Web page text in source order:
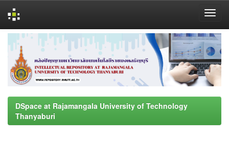
navigation
DSpace at Rajamangala University of Technology
Thanyaburi